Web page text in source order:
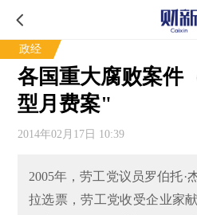
政经
各国重大腐败案件
型月费案"
2014年02月17日 10:39
2005年，劳工党议员罗伯托·
拉选票，劳工党收受企业家